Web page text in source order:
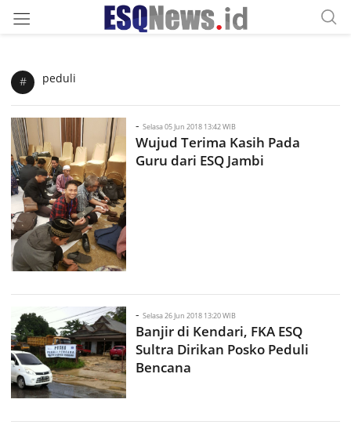
# peduli
- Selasa 05 Jun 2018 13:42 WIB
Wujud Terima Kasih Pada
Guru dari ESQ Jambi
- Selasa 26 Jun 2018 13:20 WIB
Banjir di Kendari, FKA ESQ
Sultra Dirikan Posko Peduli
Bencana